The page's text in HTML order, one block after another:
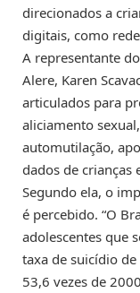
direcionados a
digitais, como
A representante
Alere, Karen
articulados para
aliciamento
automutilação,
dados de crianças
Segundo ela, o
é percebido. “O
adolescentes que
taxa de suicídio de
53,6 vezes de